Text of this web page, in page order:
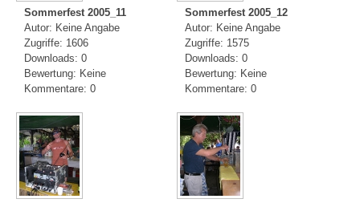
Sommerfest 2005_11
Autor: Keine Angabe
Zugriffe: 1606
Downloads: 0
Bewertung: Keine
Kommentare: 0
Sommerfest 2005_12
Autor: Keine Angabe
Zugriffe: 1575
Downloads: 0
Bewertung: Keine
Kommentare: 0